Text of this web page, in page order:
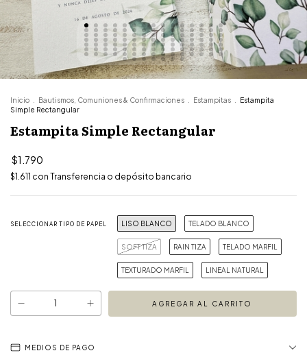
Inicio Bautismos, Comuniones & Confirmaciones Estampitas
Estampita
Simple Rectangular
Estampita Simple Rectangular
$1.790
$1.611 con Transferencia o depósito bancario
SELECCIONAR TIPO DE PAPEL LISO BLANCO TELADO BLANCO
SOFT TIZA RAIN TIZA TELADO MARFIL
TEXTURADO MARFIL LINEAL NATURAL
MEDIOS DE PAGO